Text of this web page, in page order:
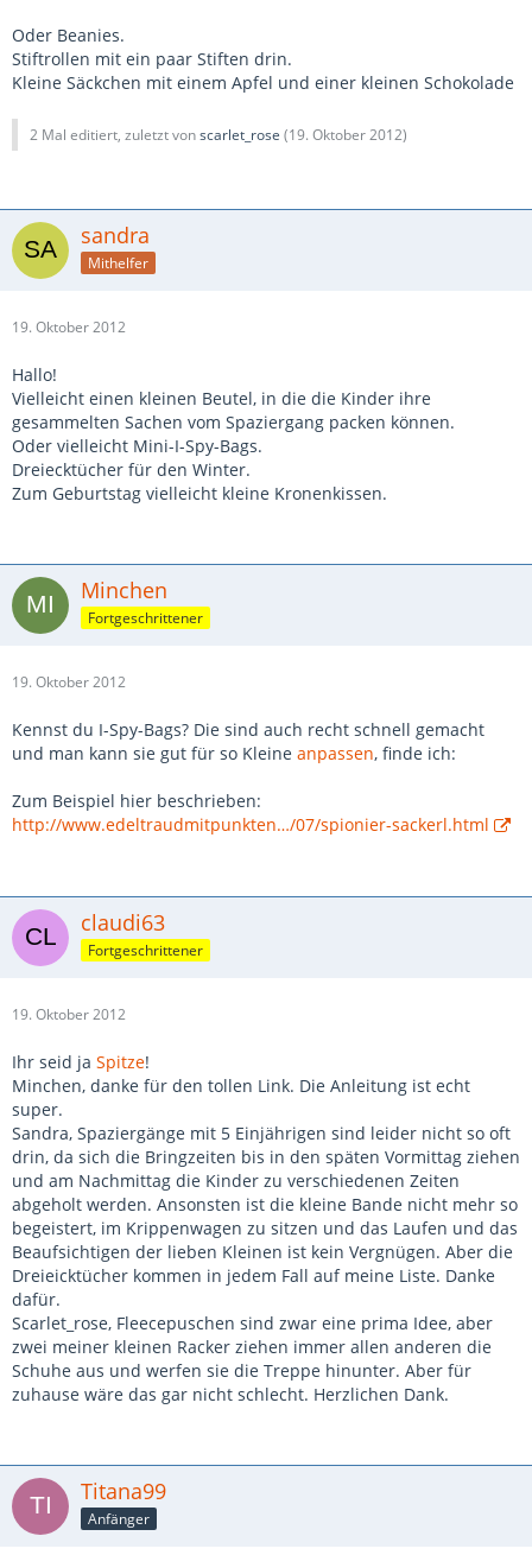
Oder Beanies.
Stiftrollen mit ein paar Stiften drin.
Kleine Säckchen mit einem Apfel und einer kleinen Schokolade
2 Mal editiert, zuletzt vonscarlet_rose (19. Oktober 2012)
sandra
Mithelfer
19. Oktober 2012
Hallo!
Vielleicht einen kleinen Beutel, in die die Kinder ihre
gesammelten Sachen vom Spaziergang packen können.
Oder vielleicht Mini-I-Spy-Bags.
Dreiecktücher für den Winter.
Zum Geburtstag vielleicht kleine Kronenkissen.
Minchen
Fortgeschrittener
19. Oktober 2012
Kennst du I-Spy-Bags? Die sind auch recht schnell gemacht
und man kann sie gut für so Kleine anpassen, finde ich:
Zum Beispiel hier beschrieben:
http://www.edeltraudmitpunkten…/07/spionier-sackerl.html
claudi63
Fortgeschrittener
19. Oktober 2012
Ihr seid ja Spitze!
Minchen, danke für den tollen Link. Die Anleitung ist echt
super.
Sandra, Spaziergänge mit 5 Einjährigen sind leider nicht so oft
drin, da sich die Bringzeiten bis in den späten Vormittag ziehen
und am Nachmittag die Kinder zu verschiedenen Zeiten
abgeholt werden. Ansonsten ist die kleine Bande nicht mehr so
begeistert, im Krippenwagen zu sitzen und das Laufen und das
Beaufsichtigen der lieben Kleinen ist kein Vergnügen. Aber die
Dreieicktücher kommen in jedem Fall auf meine Liste. Danke
dafür.
Scarlet_rose, Fleecepuschen sind zwar eine prima Idee, aber
zwei meiner kleinen Racker ziehen immer allen anderen die
Schuhe aus und werfen sie die Treppe hinunter. Aber für
zuhause wäre das gar nicht schlecht. Herzlichen Dank.
Titana99
Anfänger